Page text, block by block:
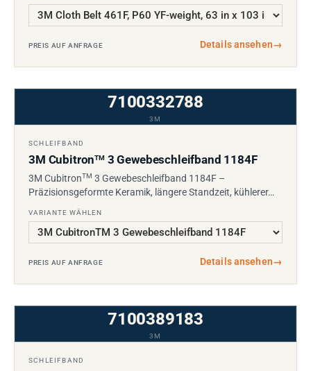
PREIS AUF ANFRAGE Details ansehen→
7100332788
3M
SCHLEIFBAND
3M CubitronTM3 Gewebeschleifband 1184F
3M CubitronTM 3 Gewebeschleifband 1184F –
Präzisionsgeformte Keramik, längere Standzeit, kühlerer…
VARIANTE WÄHLEN
PREIS AUF ANFRAGE Details ansehen→
7100389183
3M
SCHLEIFBAND